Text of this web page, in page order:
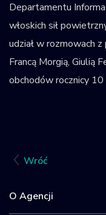
Wróć
O Agencji
Departamentu
włoskich sił
udział w rozmowach
Francą Morgią, Giulią
obchodów rocznicy